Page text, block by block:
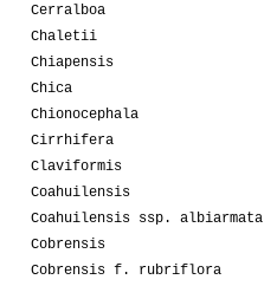
Cerralboa
Chaletii
Chiapensis
Chica
Chionocephala
Cirrhifera
Claviformis
Coahuilensis
Coahuilensis ssp. albiarmata
Cobrensis
Cobrensis f. rubriflora